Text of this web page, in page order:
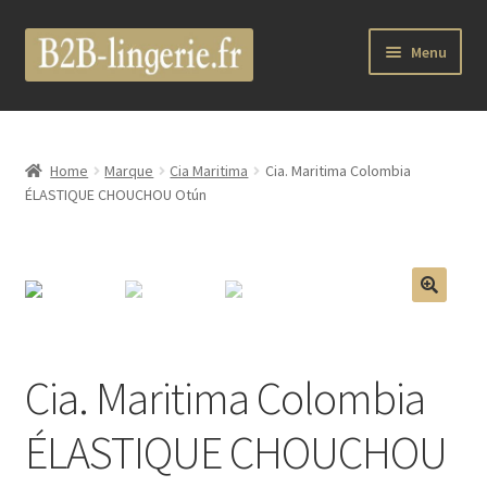
Aller
Aller
au
Menu
B2B Lingerie Site Officiel
Wholesale Registration Page
Boutique
Luxury Lingerie
Femme
le
Home Marque Cia Maritima
Cia. Maritima Colombia
ÉLASTIQUE CHOUCHOU Otún
Cia. Maritima Colombia
ÉLASTIQUE CHOUCHOU